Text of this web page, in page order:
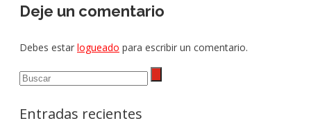
Deje un comentario
Debes estar logueado para escribir un comentario.
Entradas recientes